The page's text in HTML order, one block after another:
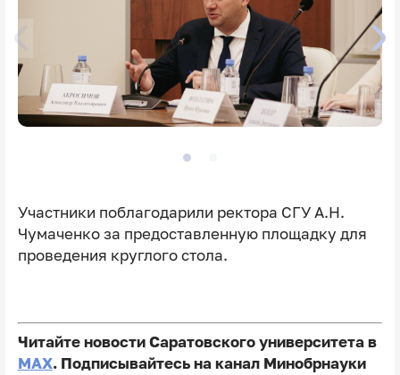
Участники поблагодарили ректора СГУ А.Н.
Чумаченко за предоставленную площадку для
проведения круглого стола.
Читайте новости Саратовского университета в
MAX. Подписывайтесь на канал Минобрнауки